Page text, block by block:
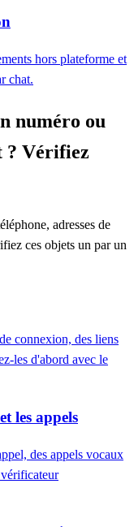
hors plateforme et
chat.
numéro ou
? Vérifiez
adresses de
ces objets un par un
connexion, des liens
les d'abord avec le
les appels
des appels vocaux